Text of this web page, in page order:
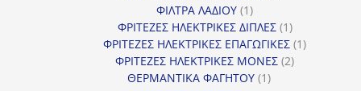
ΦΙΛΤΡΑ ΛΑΔΙΟΥ 11
προϊόν
ΦΡΙΤΕΖΕΣ ΗΛΕΚΤΡΙΚΕΣ ΔΙΠΛΕΣ 11
προϊόν
ΦΡΙΤΕΖΕΣ ΗΛΕΚΤΡΙΚΕΣ ΕΠΑΓΩΓΙΚΕΣ 11
ΦΡΙΤΕΖΕΣ ΗΛΕΚΤΡΙΚΕΣ ΜΟΝΕΣ 22
ΘΕΡΜΑΝΤΙΚΑ ΦΑΓΗΤΟΥ 11